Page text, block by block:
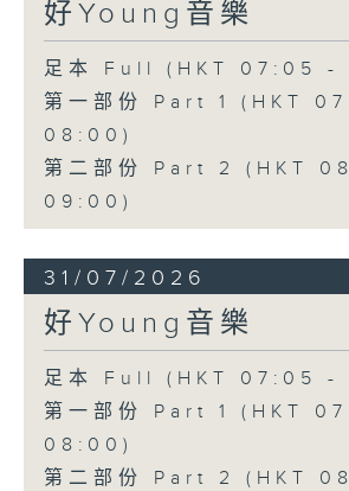
好Young音樂
足本 Full (HKT 07:05 -
第一部份 Part 1 (HKT
08:00)
第二部份 Part 2 (HKT
09:00)
31/07/2026
好Young音樂
足本 Full (HKT 07:05 -
第一部份 Part 1 (HKT
08:00)
第二部份 Part 2 (HKT